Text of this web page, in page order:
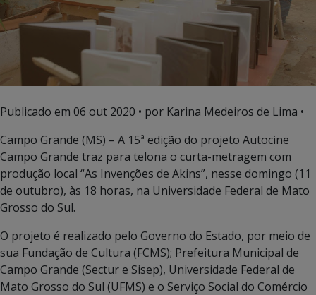
Publicado em 06 out 2020 • por Karina Medeiros de Lima •
Campo Grande (MS) – A 15ª edição do projeto Autocine
Campo Grande traz para telona o curta-metragem com
produção local “As Invenções de Akins”, nesse domingo (11
de outubro), às 18 horas, na Universidade Federal de Mato
Grosso do Sul.
O projeto é realizado pelo Governo do Estado, por meio de
sua Fundação de Cultura (FCMS); Prefeitura Municipal de
Campo Grande (Sectur e Sisep), Universidade Federal de
Mato Grosso do Sul (UFMS) e o Serviço Social do Comércio